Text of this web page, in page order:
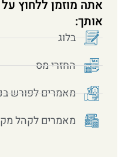
אתה מוזמן ללחוץ
אותך:
בלוג
החזרי מס
מאמרים לפורש
מאמרים לקהל